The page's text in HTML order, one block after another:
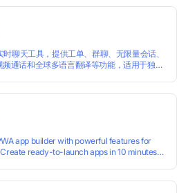
时聊天工具，提供工单、群聊、无限量会话、
通话和全球多语言翻译等功能，适用于独立
app builder with powerful features for
ready-to-launch apps in 10 minutes